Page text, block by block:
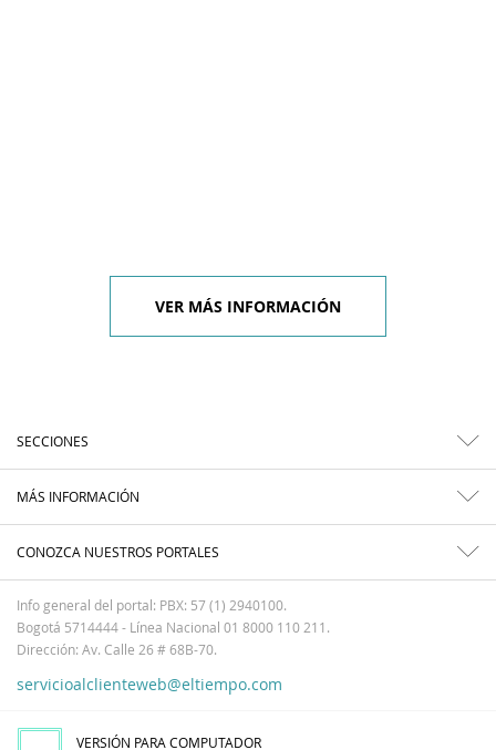
VER MÁS INFORMACIÓN
SECCIONES
MÁS INFORMACIÓN
CONOZCA NUESTROS PORTALES
Info general del portal: PBX: 57 (1) 2940100.
Bogotá 5714444 - Línea Nacional 01 8000 110 211.
Dirección: Av. Calle 26 # 68B-70.
servicioalclienteweb@eltiempo.com
VERSIÓN PARA COMPUTADOR